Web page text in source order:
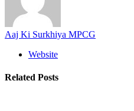
Aaj Ki Surkhiya MPCG
Website
Related Posts